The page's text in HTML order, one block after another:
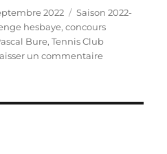
2022 Catégories
Saison 2022-
hesbaye,concours
Bure,Tennis Club
un commentairesur